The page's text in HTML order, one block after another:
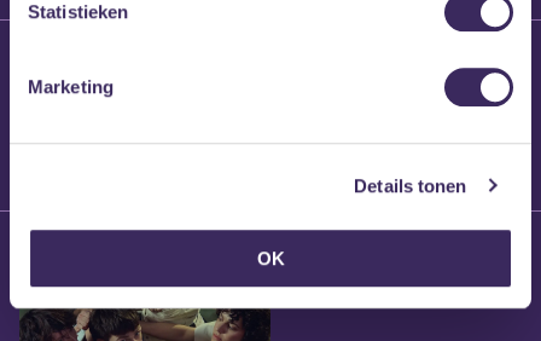
Statistieken
Marketing
Details tonen
OK
Brennt Vanneste
24 maart 2026
Willem’s Blog: Ão